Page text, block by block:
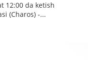
12:00 da ketish
(Charos) -...